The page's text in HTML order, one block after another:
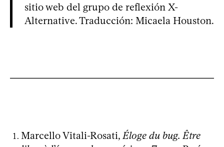
sitio web del grupo de reflexión X-
Alternative. Traducción: Micaela Houston.
Marcello Vitali-Rosati, Éloge du bug. Être